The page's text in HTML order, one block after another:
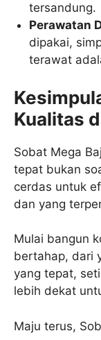
tersandung.
Perawatan
dipakai,
terawat
Kualitas
Sobat Mega
tepat bukan
cerdas untuk
dan yang
Mulai bangun
bertahap, dari
yang tepat,
lebih dekat
Maju terus,